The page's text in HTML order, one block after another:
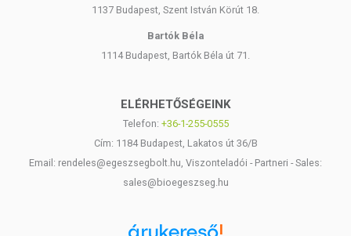
1137 Budapest, Szent István Körút 18.
Bartók Béla
1114 Budapest, Bartók Béla út 71.
ELÉRHETŐSÉGEINK
Telefon: +36-1-255-0555
Cím: 1184 Budapest, Lakatos út 36/B
Email: rendeles@egeszsegbolt.hu, Viszonteladói - Partneri - Sales:
sales@bioegeszseg.hu